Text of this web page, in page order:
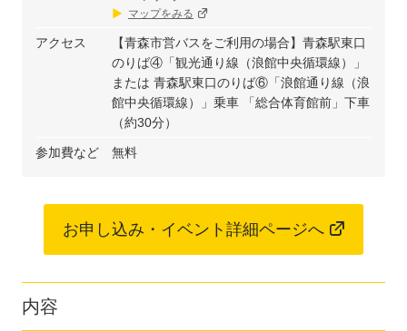
マップをみる
アクセス
【青森市営バスをご利用の場合】青森駅東口
のりば④「観光通り線（浪館中央循環線）」
または 青森駅東口のりば⑥「浪館通り線（浪
館中央循環線）」乗車 「総合体育館前」下車
（約30分）
参加費など 無料
お申し込み・イベント詳細ページへ
内容